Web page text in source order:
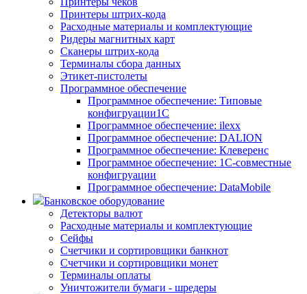
Принтеры штрих-кода
Расходные материалы и комплектующие
Ридеры магнитных карт
Сканеры штрих-кода
Терминалы сбора данных
Этикет-пистолеты
Программное обеспечение
Программное обеспечение: Типовые
конфигруации1С
Программное обеспечение: ilexx
Программное обеспечение: DALION
Программное обеспечение: Клеверенс
Программное обеспечение: 1С-совместные
конфигруации
Программное обеспечение: DataMobile
Банковское оборудование
Детекторы валют
Расходные материалы и комплектующие
Сейфы
Счетчики и сортировщики банкнот
Счетчики и сортировщики монет
Терминалы оплаты
Уничтожители бумаги - шредеры